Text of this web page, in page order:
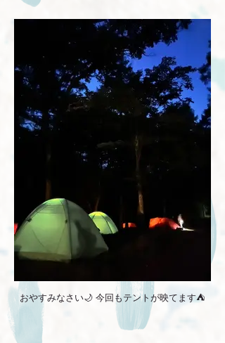
おやすみなさい🌙 今回もテントが映てます⛺️